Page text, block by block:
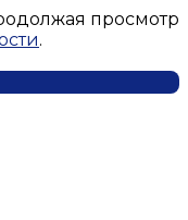
просмотр
.